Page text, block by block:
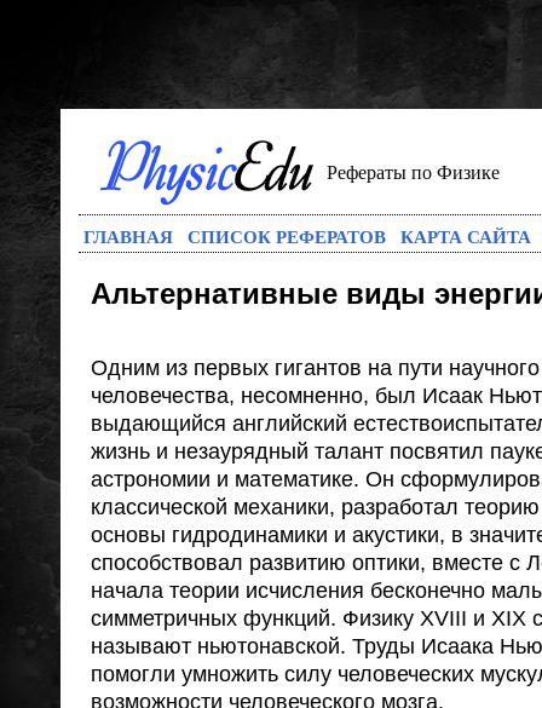
Рефераты по Физике
ГЛАВНАЯ СПИСОК РЕФЕРАТОВ КАРТА САЙТА
Альтернативные виды
Одним из первых гигантов на пути
человечества, несомненно, был Исаак
выдающийся английский
жизнь и незаурядный талант посвятил
астрономии и математике. Он
классической механики, разработал
основы гидродинамики и акустики, в
способствовал развитию оптики, вместе с
начала теории исчисления бесконечно
симметричных функций. Физику XVIII и XIX
называют ньютонавской. Труды Исаака
помогли умножить силу человеческих
возможности человеческого мозга.